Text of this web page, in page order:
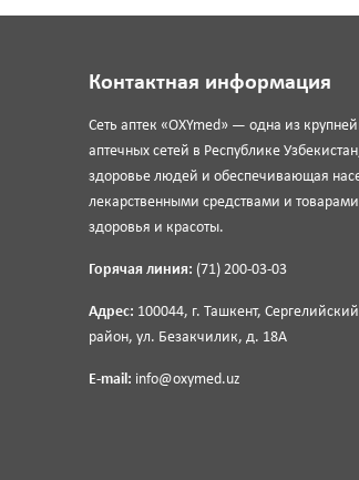
Контактная информация
Сеть аптек «OXYmed» — одна из
аптечных сетей в Республике
здоровье людей и обеспечивающая
лекарственными средствами и
здоровья и красоты.
Горячая линия: (71) 200-03-03
Адрес: 100044, г. Ташкент, Сергелийский
район, ул. Безакчилик, д. 18А
E-mail: info@oxymed.uz